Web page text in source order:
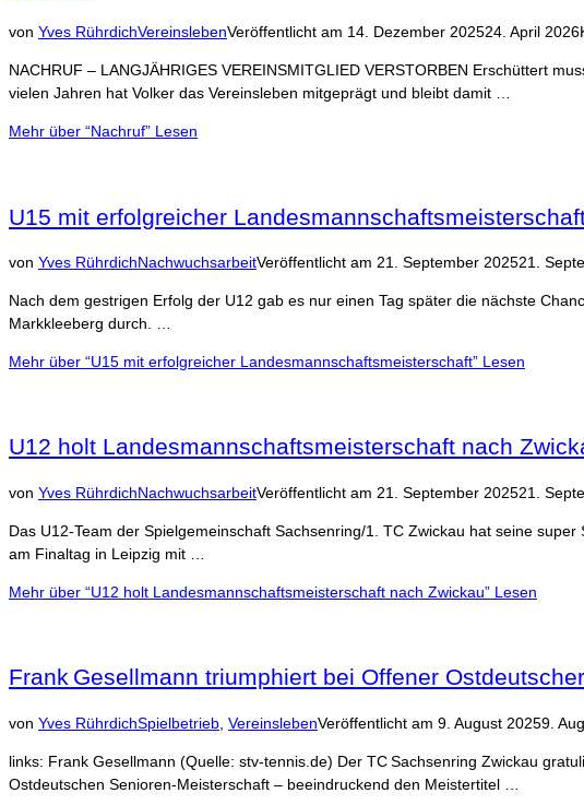
von Yves RührdichVereinslebenVeröffentlicht am 14. Dezember 202524. April 2026
NACHRUF – LANGJÄHRIGES VEREINSMITGLIED VERSTORBEN Erschüttert
vielen Jahren hat Volker das Vereinsleben mitgeprägt und bleibt damit …
Mehr über “Nachruf” Lesen
U15 mit erfolgreicher
von Yves RührdichNachwuchsarbeitVeröffentlicht am 21. September 202521.
Nach dem gestrigen Erfolg der U12 gab es nur einen Tag später die nächste
Markkleeberg durch. …
Mehr über “U15 mit erfolgreicher Landesmannschaftsmeisterschaft” Lesen
U12 holt Landesmannschaftsmeisterschaft nach
von Yves RührdichNachwuchsarbeitVeröffentlicht am 21. September 202521.
Das U12-Team der Spielgemeinschaft Sachsenring/1. TC Zwickau hat seine
am Finaltag in Leipzig mit …
Mehr über “U12 holt Landesmannschaftsmeisterschaft nach Zwickau” Lesen
Frank Gesellmann triumphiert bei Offener
von Yves RührdichSpielbetrieb VereinslebenVeröffentlicht am 9. August 20259.
links: Frank Gesellmann (Quelle: stv-tennis.de) Der TC Sachsenring Zwickau
Ostdeutschen Senioren-Meisterschaft – beeindruckend den Meistertitel …